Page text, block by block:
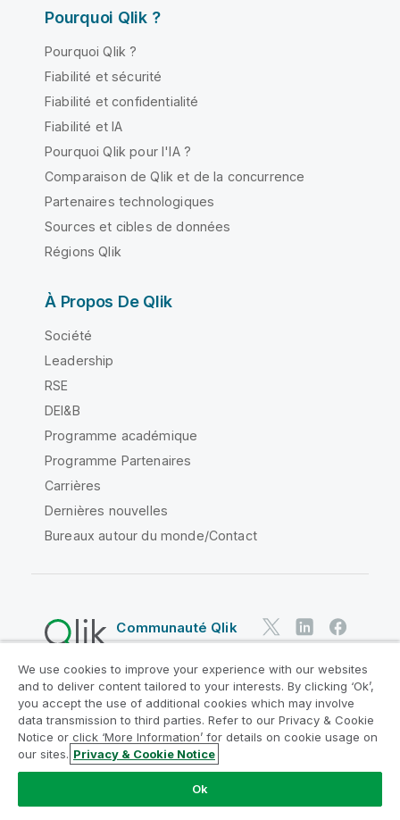
Pourquoi Qlik ?
Pourquoi Qlik ?
Fiabilité et sécurité
Fiabilité et confidentialité
Fiabilité et IA
Pourquoi Qlik pour l'IA ?
Comparaison de Qlik et de la concurrence
Partenaires technologiques
Sources et cibles de données
Régions Qlik
À Propos De Qlik
Société
Leadership
RSE
DEI&B
Programme académique
Programme Partenaires
Carrières
Dernières nouvelles
Bureaux autour du monde/Contact
Communauté Qlik
Contrats juridiques
Conditions d'utilisation des produits
Legal Policies
Conditions légales
Conditions d'utilisation
Marques
Do Not Share My Info
Copyright © 1993-2026 QlikTech International AB. Tous
We use cookies to improve your experience with our websites
and to deliver content tailored to your interests. By clicking ‘Ok’,
you accept the use of additional cookies which may involve
data transmission to third parties. Refer to our Privacy & Cookie
Notice or click ‘More Information’ for details on cookie usage on
our sites. Privacy & Cookie Notice
Ok